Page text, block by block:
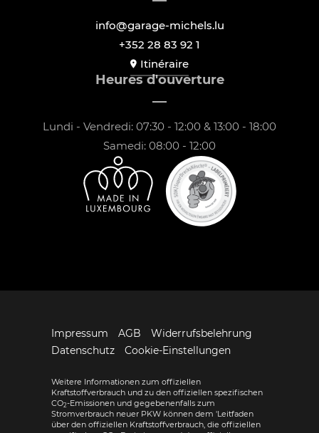
info@garage-michels.lu
+352 28 83 92 1
Itinéraire
Heures d'ouverture
Lundi - Vendredi: 07:30 - 12:00 & 13:00 - 18:00
Samedi: 08:00 - 12:00
Impressum AGB
Widerrufsbelehrung
Datenschutz
Cookie-Einstellungen
Weitere Informationen zum offiziellen
Kraftstoffverbrauch und zu den offiziellen spezifischen
CO2-Emissionen und gegebenenfalls zum
Stromverbrauch neuer PKW können dem 'Leitfaden
über den offiziellen Kraftstoffverbrauch, die offiziellen